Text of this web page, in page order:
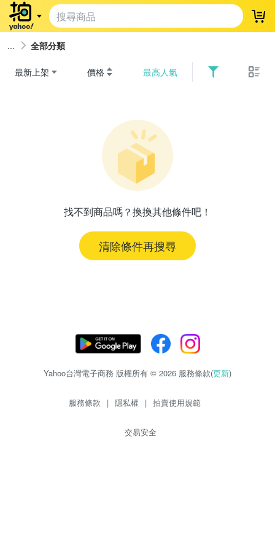
登
全部分類
最新上架 價格 最高人氣
找不到商品嗎？換換其他條件吧！
清除條件再搜尋
Yahoo台灣電子商務 版權所有 © 2026 服務條款(更新)
服務條款 | 隱私權 | 拍賣使用規範
交易安全